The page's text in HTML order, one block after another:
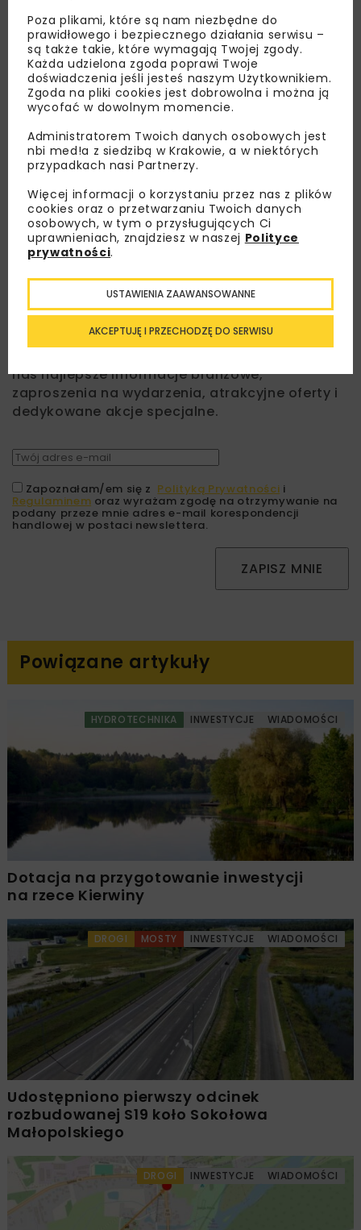
Lubisz wiedzieć więcej?
nas najlepsze informacje branżowe,
zaproszenia na wydarzenia, atrakcyjne oferty i
dedykowane akcje specjalne.
Zapoznałam/em się z Polityką Prywatności i
Regulaminem oraz wyrażam zgodę na otrzymywanie na
podany przeze mnie adres e-mail korespondencji
handlowej w postaci newslettera.
ZAPISZ MNIE
Powiązane artykuły
HYDROTECHNIKA INWESTYCJE WIADOMOŚCI
Dotacja na przygotowanie inwestycji
na rzece Kierwiny
DROGI MOSTY INWESTYCJE WIADOMOŚCI
Udostępniono pierwszy odcinek
rozbudowanej S19 koło Sokołowa
Małopolskiego
DROGI INWESTYCJE WIADOMOŚCI
Poza plikami, które są nam niezbędne do
prawidłowego i bezpiecznego działania serwisu –
są także takie, które wymagają Twojej zgody.
Każda udzielona zgoda poprawi Twoje
doświadczenia jeśli jesteś naszym Użytkownikiem.
Zgoda na pliki cookies jest dobrowolna i można ją
wycofać w dowolnym momencie.
Administratorem Twoich danych osobowych jest
nbi med!a z siedzibą w Krakowie, a w niektórych
przypadkach nasi Partnerzy.
Więcej informacji o korzystaniu przez nas z plików
cookies oraz o przetwarzaniu Twoich danych
osobowych, w tym o przysługujących Ci
uprawnieniach, znajdziesz w naszej Polityce
prywatności.
AKCEPTUJĘ I PRZECHODZĘ DO SERWISU
USTAWIENIA ZAAWANSOWANNE